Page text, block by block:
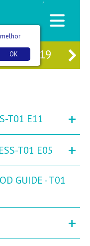
/
QUA 19
T01 E11 +
T01 E05 +
GUIDE - T01
+
OK